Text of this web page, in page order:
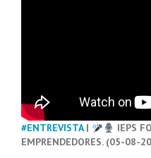
#ENTREVISTA|
IEPS
EMPRENDEDORES. (05-08-